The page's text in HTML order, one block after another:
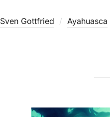
Sven Gottfried Ayahuasca